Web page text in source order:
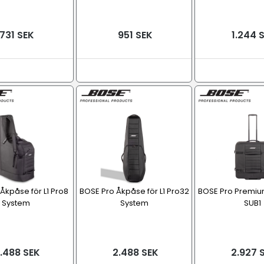
SEK 951 SEK 1.244
för L1 Pro8
System
SEK
BOSE Pro Åkpåse för L1 Pro32
System
2.488 SEK
BOSE Pro
SUB1
2.927